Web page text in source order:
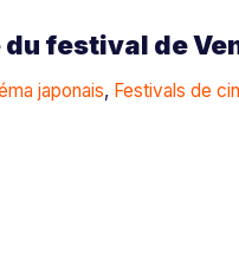
festival de
japonais, Festivals de